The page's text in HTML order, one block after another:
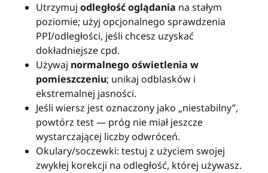
Utrzymuj odległość oglądania na stałym
poziomie; użyj opcjonalnego sprawdzenia
PPI/odległości, jeśli chcesz uzyskać
dokładniejsze cpd.
Używaj normalnego oświetlenia w
pomieszczeniu; unikaj odblasków i
ekstremalnej jasności.
Jeśli wiersz jest oznaczony jako „niestabilny”,
powtórz test — próg nie miał jeszcze
wystarczającej liczby odwróceń.
Okulary/soczewki: testuj z użyciem swojej
zwykłej korekcji na odległość, której używasz.